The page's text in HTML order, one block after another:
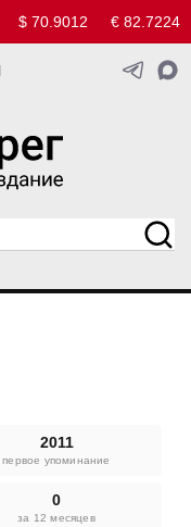
$ 70.9012 € 82.7224
2011
первое упоминание
0
за 12 месяцев